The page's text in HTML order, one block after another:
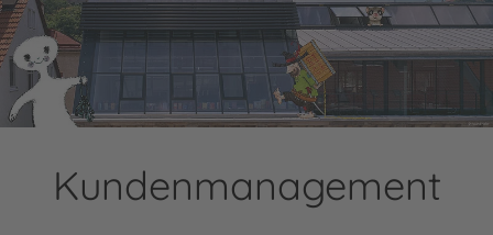
Kundenmanagement